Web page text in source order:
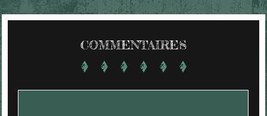
COMMENTAIRES